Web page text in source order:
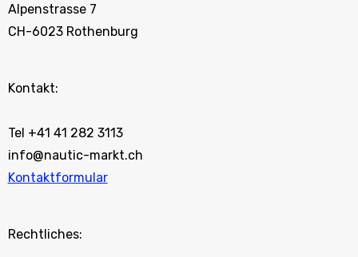
Alpenstrasse 7
CH-6023 Rothenburg
Kontakt:
Tel +41 41 282 3113
info@nautic-markt.ch
Kontaktformular
Rechtliches: